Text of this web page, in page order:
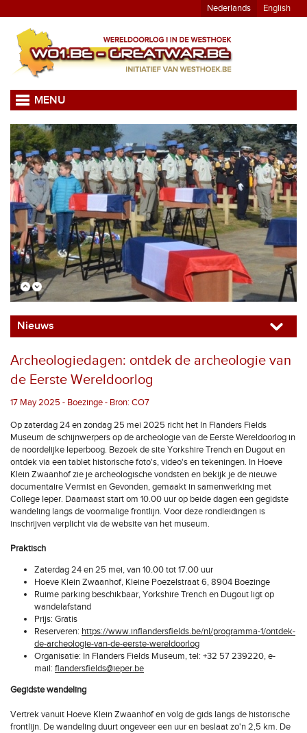
Nederlands English
MENU
Nieuws
Archeologiedagen: ontdek de archeologie van
de Eerste Wereldoorlog
17 May 2025 - Boezinge - Bron: CO7
Op zaterdag 24 en zondag 25 mei 2025 richt het In Flanders Fields
Museum de schijnwerpers op de archeologie van de Eerste Wereldoorlog in
de noordelijke Ieperboog. Bezoek de site Yorkshire Trench en Dugout en
ontdek via een tablet historische foto's, video's en tekeningen. In Hoeve
Klein Zwaanhof zie je archeologische vondsten en bekijk je de nieuwe
documentaire Vermist en Gevonden, gemaakt in samenwerking met
College Ieper. Daarnaast start om 10.00 uur op beide dagen een gegidste
wandeling langs de voormalige frontlijn. Voor deze rondleidingen is
inschrijven verplicht via de website van het museum.
Praktisch
Zaterdag 24 en 25 mei, van 10.00 tot 17.00 uur
Hoeve Klein Zwaanhof, Kleine Poezelstraat 6, 8904 Boezinge
Ruime parking beschikbaar, Yorkshire Trench en Dugout ligt op
wandelafstand
Prijs: Gratis
Reserveren: https://www.inflandersfields.be/nl/programma-1/ontdek-
de-archeologie-van-de-eerste-wereldoorlog
Organisatie: In Flanders Fields Museum, tel: +32 57 239220, e-
mail: flandersfields@ieper.be
Gegidste wandeling
Vertrek vanuit Hoeve Klein Zwaanhof en volg de gids langs de historische
frontlijn. De wandeling duurt ongeveer een uur en beslaat zo'n 2,5 km. De